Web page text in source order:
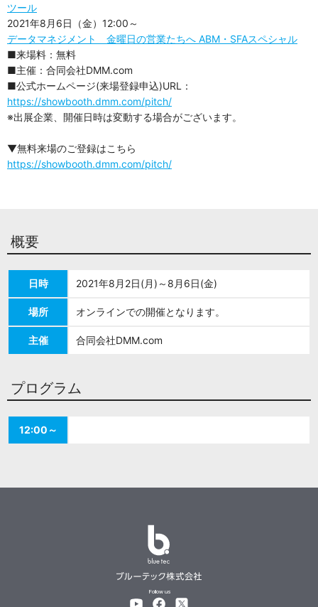
ツール
2021年8月6日（金）12:00～
データマネジメント 金曜日の営業たちへ ABM・SFAスペシャル
■来場料：無料
■主催：合同会社DMM.com
■公式ホームページ(来場登録申込)URL：
https://showbooth.dmm.com/pitch/
※出展企業、開催日時は変動する場合がございます。
▼無料来場のご登録はこちら
https://showbooth.dmm.com/pitch/
概要
日時 2021年8月2日(月)～8月6日(金)
場所 オンラインでの開催となります。
主催 合同会社DMM.com
プログラム
12:00～
Follow us